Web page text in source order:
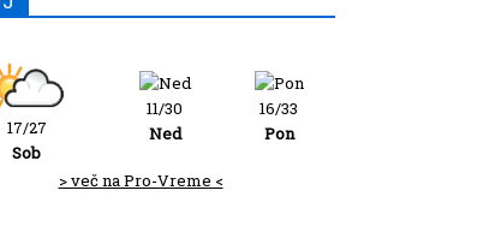
17/27
Sob
11/30
Ned
16/33
Pon
> več na Pro-Vreme <